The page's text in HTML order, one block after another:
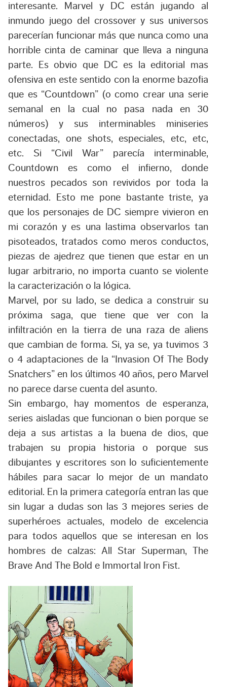
interesante. Marvel y DC están jugando al
inmundo juego del crossover y sus universos
parecerían funcionar más que nunca como una
horrible cinta de caminar que lleva a ninguna
parte. Es obvio que DC es la editorial mas
ofensiva en este sentido con la enorme bazofia
que es “Countdown” (o como crear una serie
semanal en la cual no pasa nada en 30
números) y sus interminables miniseries
conectadas, one shots, especiales, etc, etc,
etc. Si “Civil War” parecía interminable,
Countdown es como el infierno, donde
nuestros pecados son revividos por toda la
eternidad. Esto me pone bastante triste, ya
que los personajes de DC siempre vivieron en
mi corazón y es una lastima observarlos tan
pisoteados, tratados como meros conductos,
piezas de ajedrez que tienen que estar en un
lugar arbitrario, no importa cuanto se violente
la caracterización o la lógica.
Marvel, por su lado, se dedica a construir su
próxima saga, que tiene que ver con la
infiltración en la tierra de una raza de aliens
que cambian de forma. Si, ya se, ya tuvimos 3
o 4 adaptaciones de la “Invasion Of The Body
Snatchers” en los últimos 40 años, pero Marvel
no parece darse cuenta del asunto.
Sin embargo, hay momentos de esperanza,
series aisladas que funcionan o bien porque se
deja a sus artistas a la buena de dios, que
trabajen su propia historia o porque sus
dibujantes y escritores son lo suficientemente
hábiles para sacar lo mejor de un mandato
editorial. En la primera categoría entran las que
sin lugar a dudas son las 3 mejores series de
superhéroes actuales, modelo de excelencia
para todos aquellos que se interesan en los
hombres de calzas: All Star Superman, The
Brave And The Bold e Immortal Iron Fist.